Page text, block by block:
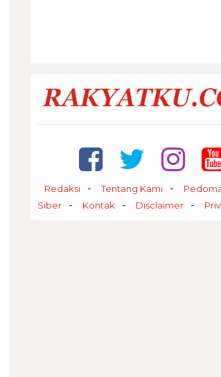
Redaksi Tentang Kami
Siber
Kontak Disclaimer